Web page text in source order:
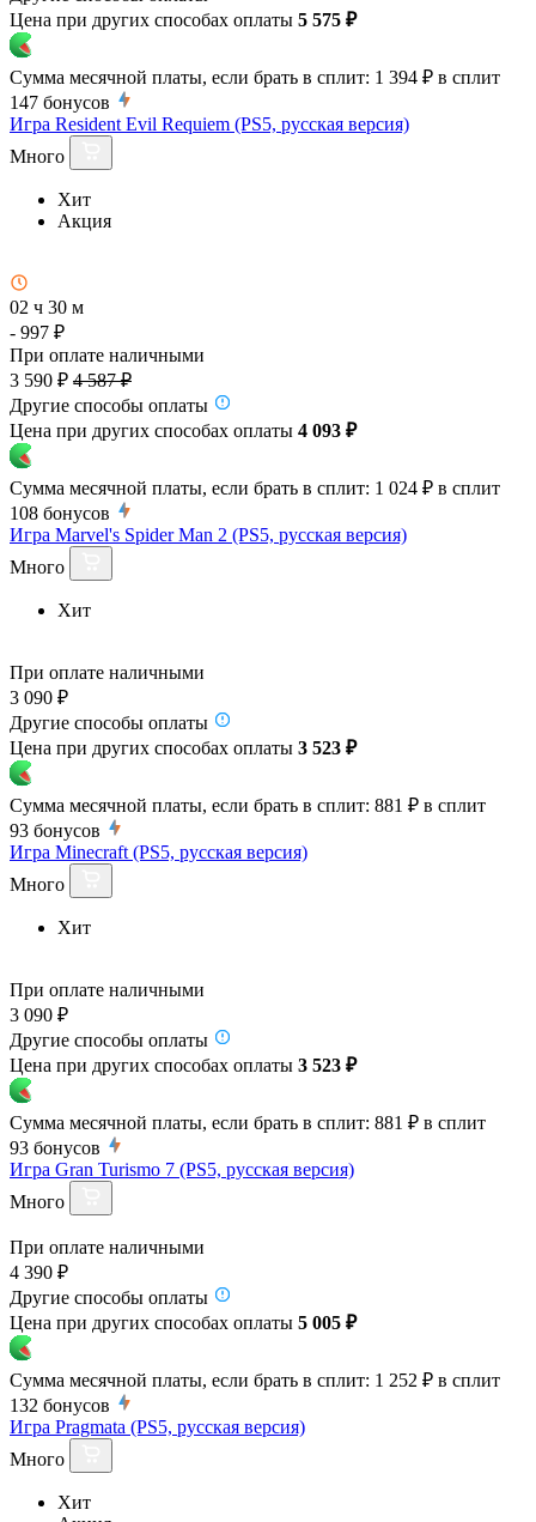
Цена при других способах оплаты 5 575 ₽
Сумма месячной платы, если брать в сплит: 1 394 ₽ в сплит
147 бонусов
Игра Resident Evil Requiem (PS5, русская версия)
Много
Хит
Акция
02 ч 30 м
- 997 ₽
При оплате наличными
3 590 ₽ 4 587 ₽
Другие способы оплаты
Цена при других способах оплаты 4 093 ₽
Сумма месячной платы, если брать в сплит: 1 024 ₽ в сплит
108 бонусов
Игра Marvel's Spider Man 2 (PS5, русская версия)
Много
Хит
При оплате наличными
3 090 ₽
Другие способы оплаты
Цена при других способах оплаты 3 523 ₽
Сумма месячной платы, если брать в сплит: 881 ₽ в сплит
93 бонусов
Игра Minecraft (PS5, русская версия)
Много
Хит
При оплате наличными
3 090 ₽
Другие способы оплаты
Цена при других способах оплаты 3 523 ₽
Сумма месячной платы, если брать в сплит: 881 ₽ в сплит
93 бонусов
Игра Gran Turismo 7 (PS5, русская версия)
Много
При оплате наличными
4 390 ₽
Другие способы оплаты
Цена при других способах оплаты 5 005 ₽
Сумма месячной платы, если брать в сплит: 1 252 ₽ в сплит
132 бонусов
Игра Pragmata (PS5, русская версия)
Много
Хит